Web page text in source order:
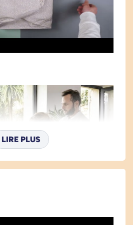
balle de Gym, le Bloon
qui cercle le ballon. Elle a
à la fois de poignée pour
le niveau de gonflement
la posture la plus
étant lorsque les bras se
bon maintien
bureau est lesté pour
La stabilité est utile
mais également pour
LIRE PLUS